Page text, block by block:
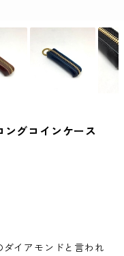
ングコインケース
イアモンドと言われ